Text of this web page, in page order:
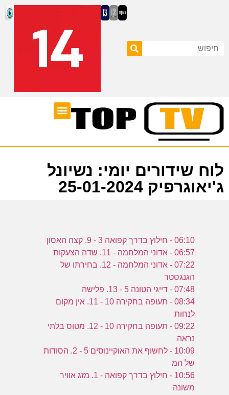
לוח שידורים יומי: נשיונל
ג'יאוגרפיק 25-01-2024
06:10 - חילוץ בדרך קפואה 3 - 9. קצה האסון
06:57 - אדוני המלחמה - 11. שדה הצעקות
07:22 - אדוני המלחמה - 12. בחירתו של
הגנגסטר
07:48 - דייגי הטונה 5 - 13. פלישה
08:34 - תעופה בחקירה 10 - 11. אין מקום
לנחות
09:22 - תעופה בחקירה 10 - 12. מטוס בלתי
נראה
10:09 - לחשוף את האוקיינוסים 5 - 2. הסודות
של המ
10:56 - חילוץ בדרך קפואה - 1. מזג אוויר
משונה